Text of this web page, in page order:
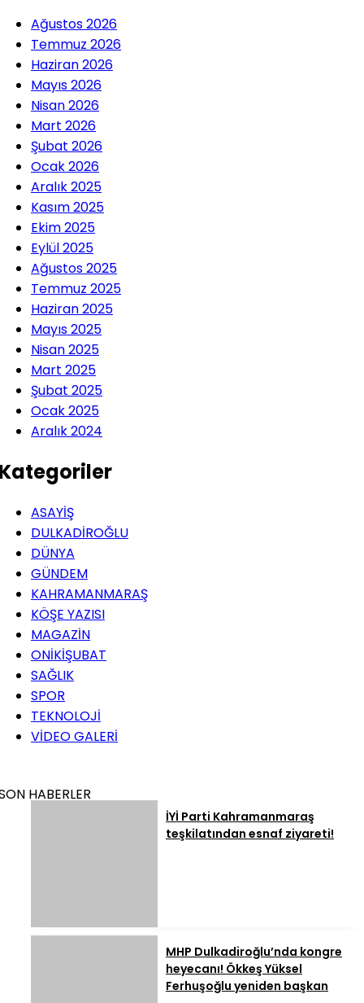
Ağustos 2026
Temmuz 2026
Haziran 2026
Mayıs 2026
Nisan 2026
Mart 2026
Şubat 2026
Ocak 2026
Aralık 2025
Kasım 2025
Ekim 2025
Eylül 2025
Ağustos 2025
Temmuz 2025
Haziran 2025
Mayıs 2025
Nisan 2025
Mart 2025
Şubat 2025
Ocak 2025
Aralık 2024
ASAYİŞ
DULKADİROĞLU
DÜNYA
GÜNDEM
KAHRAMANMARAŞ
KÖŞE YAZISI
MAGAZİN
ONİKİŞUBAT
SAĞLIK
SPOR
TEKNOLOJİ
VİDEO GALERİ
HABERLER
İYİ Parti Kahramanmaraş
teşkilatından esnaf ziyareti!
MHP Dulkadiroğlu’nda kongre
heyecanı! Ökkeş Yüksel
Ferhuşoğlu yeniden başkan